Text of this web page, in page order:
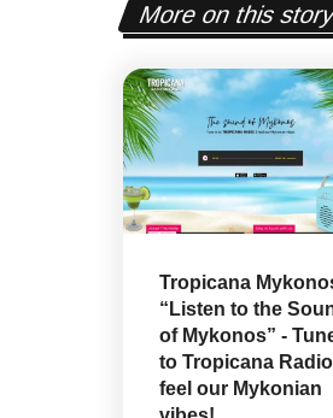
More on this
Tropicana
“Listen to the
of Mykonos” -
to Tropicana
feel our Mykonian